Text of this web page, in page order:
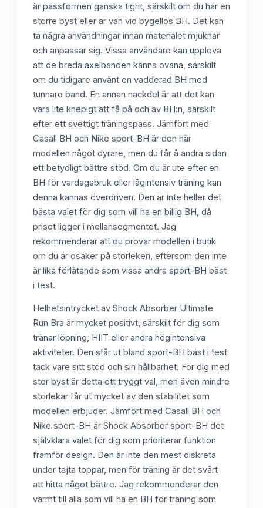
är passformen ganska tight, särskilt om du har en
större byst eller är van vid bygellös BH. Det kan
ta några användningar innan materialet mjuknar
och anpassar sig. Vissa användare kan uppleva
att de breda axelbanden känns ovana, särskilt
om du tidigare använt en vadderad BH med
tunnare band. En annan nackdel är att det kan
vara lite knepigt att få på och av BH:n, särskilt
efter ett svettigt träningspass. Jämfört med
Casall BH och Nike sport-BH är den här
modellen något dyrare, men du får å andra sidan
ett betydligt bättre stöd. Om du är ute efter en
BH för vardagsbruk eller lågintensiv träning kan
denna kännas överdriven. Den är inte heller det
bästa valet för dig som vill ha en billig BH, då
priset ligger i mellansegmentet. Jag
rekommenderar att du provar modellen i butik
om du är osäker på storleken, eftersom den inte
är lika förlåtande som vissa andra sport-BH bäst
i test.
Helhetsintrycket av Shock Absorber Ultimate
Run Bra är mycket positivt, särskilt för dig som
tränar löpning, HIIT eller andra högintensiva
aktiviteter. Den står ut bland sport-BH bäst i test
tack vare sitt stöd och sin hållbarhet. För dig med
stor byst är detta ett tryggt val, men även mindre
storlekar får ut mycket av den stabilitet som
modellen erbjuder. Jämfört med Casall BH och
Nike sport-BH är Shock Absorber sport-BH det
självklara valet för dig som prioriterar funktion
framför design. Den är inte den mest diskreta
under tajta toppar, men för träning är det svårt
att hitta något bättre. Jag rekommenderar den
varmt till alla som vill ha en BH för träning som